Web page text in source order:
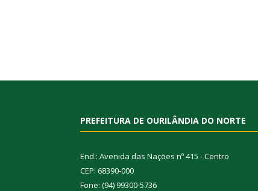
PREFEITURA DE OURILÂNDIA DO NORTE
End.: Avenida das Nações nº 415 - Centro
CEP: 68390-000
Fone: (94) 99300-5736